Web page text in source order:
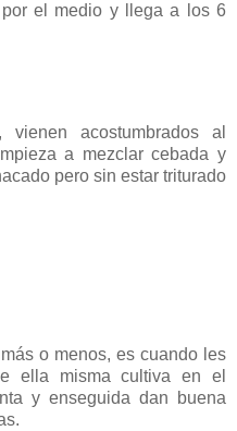
el medio y llega a los 6
acostumbrados al
a mezclar cebada y
pero sin estar triturado
o menos, es cuando les
ella misma cultiva en el
y enseguida dan buena